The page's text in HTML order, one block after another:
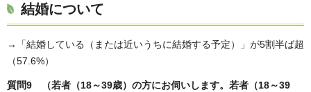
結婚について
→「結婚している（または近いうちに結婚する予定）」が5割半ば超
（57.6%）
質問9 （若者（18～39歳）の方にお伺いします。若者（18～39